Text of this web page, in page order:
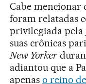
Cabe mencionar
foram relatadas
privilegiada pela
suas crônicas
New Yorker
adiantou que a
apenas o reino